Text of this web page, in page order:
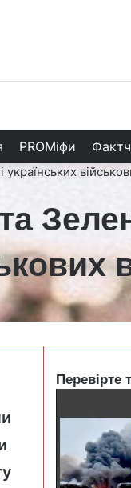
PROМіфи
Перевірте